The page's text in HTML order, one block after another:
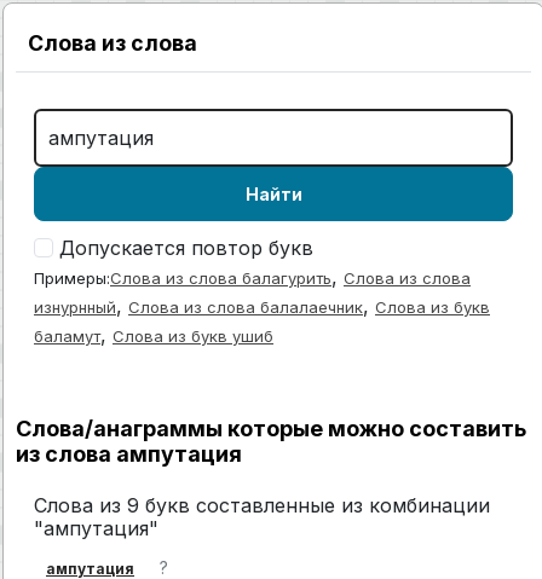
Слова из слова
Найти
Допускается повтор букв
Примеры:Слова из слова балагурить, Слова из слова
изнурнный, Слова из слова балалаечник, Слова из букв
баламут, Слова из букв ушиб
Слова/анаграммы которые можно составить
из слова ампутация
Слова из 9 букв составленные из комбинации
"ампутация"
ампутация ?